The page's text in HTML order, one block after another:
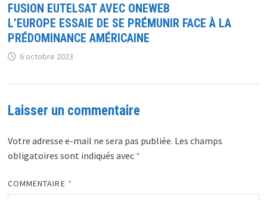
FUSION EUTELSAT AVEC ONEWEB
L’EUROPE ESSAIE DE SE PRÉMUNIR FACE À LA
PRÉDOMINANCE AMÉRICAINE
6 octobre 2023
Laisser un commentaire
Votre adresse e-mail ne sera pas publiée. Les champs
obligatoires sont indiqués avec *
COMMENTAIRE *